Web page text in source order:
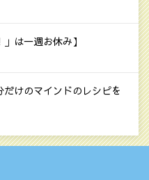
は一週お休み】
けのマインドのレシピを